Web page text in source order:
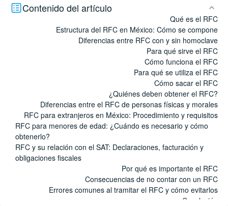
Contenido del artículo
Qué es el RFC
Estructura del RFC en México: Cómo se compone
Diferencias entre RFC con y sin homoclave
Para qué sirve el RFC
Cómo funciona el RFC
Para qué se utiliza el RFC
Cómo sacar el RFC
¿Quiénes deben obtener el RFC?
Diferencias entre el RFC de personas físicas y morales
RFC para extranjeros en México: Procedimiento y requisitos
RFC para menores de edad: ¿Cuándo es necesario y cómo
obtenerlo?
RFC y su relación con el SAT: Declaraciones, facturación y
obligaciones fiscales
Por qué es importante el RFC
Consecuencias de no contar con un RFC
Errores comunes al tramitar el RFC y cómo evitarlos
Conclusión